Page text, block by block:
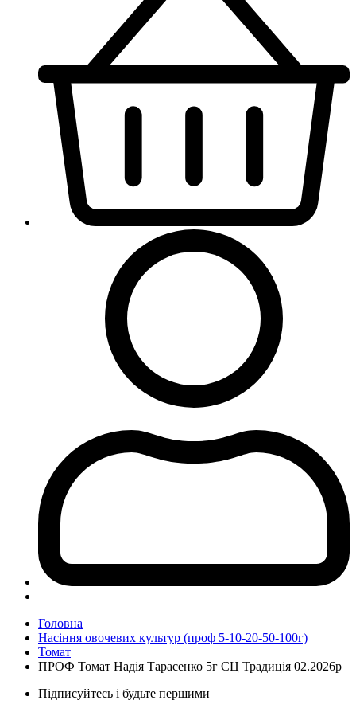
Головна
Насіння овочевих культур (проф 5-10-20-50-100г)
Томат
ПРОФ Томат Надія Тарасенко 5г СЦ Традиція 02.2026р
Підписуйтесь і будьте першими